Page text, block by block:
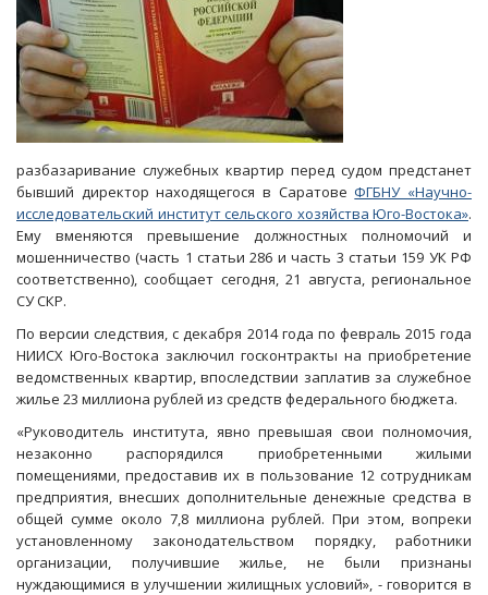
разбазаривание служебных квартир перед судом предстанет
бывший директор находящегося в Саратове ФГБНУ «Научно-
исследовательский институт сельского хозяйства Юго-Востока».
Ему вменяются превышение должностных полномочий и
мошенничество (часть 1 статьи 286 и часть 3 статьи 159 УК РФ
соответственно), сообщает сегодня, 21 августа, региональное
СУ СКР.
По версии следствия, с декабря 2014 года по февраль 2015 года
НИИСХ Юго-Востока заключил госконтракты на приобретение
ведомственных квартир, впоследствии заплатив за служебное
жилье 23 миллиона рублей из средств федерального бюджета.
«Руководитель института, явно превышая свои полномочия,
незаконно распорядился приобретенными жилыми
помещениями, предоставив их в пользование 12 сотрудникам
предприятия, внесших дополнительные денежные средства в
общей сумме около 7,8 миллиона рублей. При этом, вопреки
установленному законодательством порядку, работники
организации, получившие жилье, не были признаны
нуждающимися в улучшении жилищных условий», - говорится в